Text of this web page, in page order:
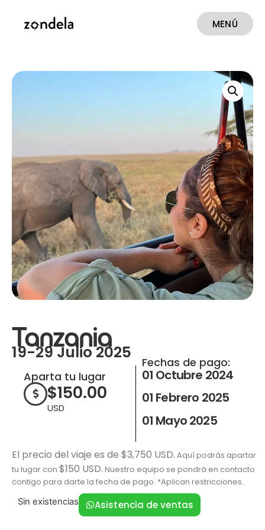
MENÚ
Tanzania
19-29 Julio 2025
Aparta tu lugar
$150.00
USD
Fechas de pago:
01 Octubre 2024
01 Febrero 2025
01 Mayo 2025
El precio del viaje es de $3,750 USD. Aquí podrás apartar
tu lugar con $150 USD. Nuestro equipo se pondrá en contacto
contigo para darte la fecha de pago. *Aplican restricciones.
Sin existencias Asistencia de ventas